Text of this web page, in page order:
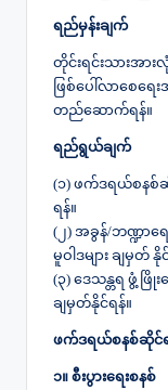
ရည်မှန်းချက်
တိုင်းရင်းသားအာ
ဖြစ်ပေါ်လာစေရ
တည်ဆောက်ရန်။
ရည်ရွယ်ချက်
(၁) ဖက်ဒရယ်စနစ်ဆို
ရန်။
(၂) အခွန်/ဘဏ္ဍာရ
မူဝါဒများ ချမှတ် နို
(၃) ဒေသန္တရ ဖွံ့ဖြိုး
ချမှတ်နိုင်ရန်။
ဖက်ဒရယ်စနစ်ဆိုင်ရာ
၁။ စီးပွားရေးစနစ်